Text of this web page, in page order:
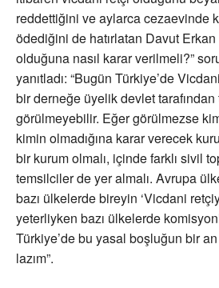
reddettiğini ve aylarca cezaevinde
ödediğini de hatırlatan Davut
olduğuna nasıl karar verilmeli?”
yanıtladı: “Bugün Türkiye’de
bir derneğe üyelik devlet tarafından
görülmeyebilir. Eğer görülmezse
kimin olmadığına karar verecek
bir kurum olmalı, içinde farklı sivil
temsilciler de yer almalı. Avrupa
bazı ülkelerde bireyin ‘Vicdani
yeterliyken bazı ülkelerde
Türkiye’de bu yasal boşluğun bir
lazım”.